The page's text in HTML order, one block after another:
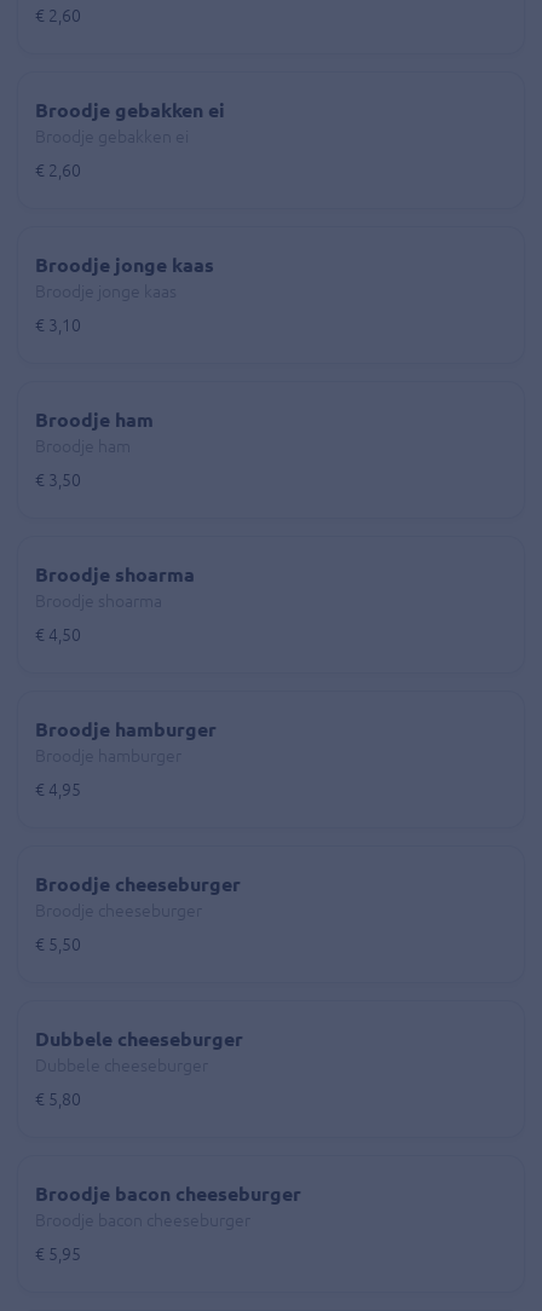
€ 2,60
Broodje gebakken ei
€ 2,60
Broodje jonge kaas
€ 3,10
Broodje ham
€ 3,50
Broodje shoarma
€ 4,50
Broodje hamburger
€ 4,95
Broodje cheeseburger
€ 5,50
Dubbele cheeseburger
€ 5,80
Broodje bacon cheeseburger
€ 5,95